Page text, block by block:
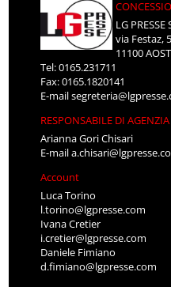
LG PRESSE
via Festaz,
11100
Tel: 0165.231711
Fax: 0165.1820141
E-mail
RESPONSABILE DI AGENZIA
Arianna Gori Chisari
E-mail
Account
Luca Torino
l.torino@lgpresse.com
Ivana Cretier
i.cretier@lgpresse.com
Daniele Fimiano
d.fimiano@lgpresse.com